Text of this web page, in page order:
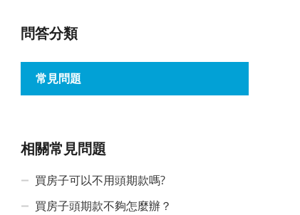
問答分類
常見問題
相關常見問題
買房子可以不用頭期款嗎?
買房子頭期款不夠怎麼辦？